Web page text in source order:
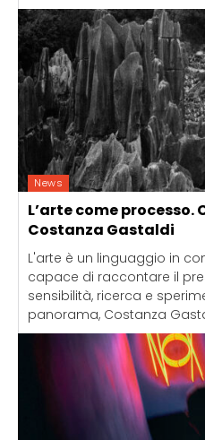
News
L’arte come processo.
Costanza Gastaldi
L'arte è un linguaggio in
capace di raccontare il
sensibilità, ricerca e
panorama, Costanza